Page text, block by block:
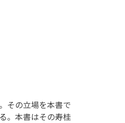
その立場を本書で
。本書はその寿桂